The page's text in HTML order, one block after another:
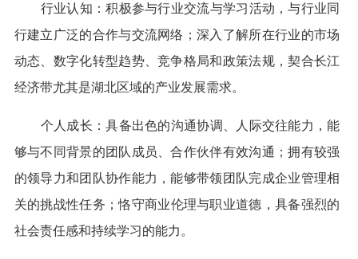
行业认知：积极参与行业交流与学习活动，与行业同
行建立广泛的合作与交流网络；深入了解所在行业的市场
动态、数字化转型趋势、竞争格局和政策法规，契合长江
经济带尤其是湖北区域的产业发展需求。
个人成长：具备出色的沟通协调、人际交往能力，能
够与不同背景的团队成员、合作伙伴有效沟通；拥有较强
的领导力和团队协作能力，能够带领团队完成企业管理相
关的挑战性任务；恪守商业伦理与职业道德，具备强烈的
社会责任感和持续学习的能力。